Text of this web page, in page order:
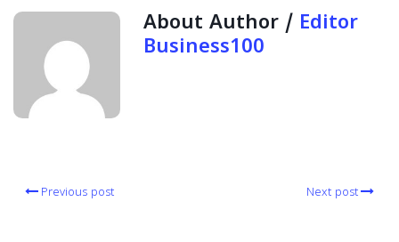
About Author / Editor
Business100
Previous post Next post